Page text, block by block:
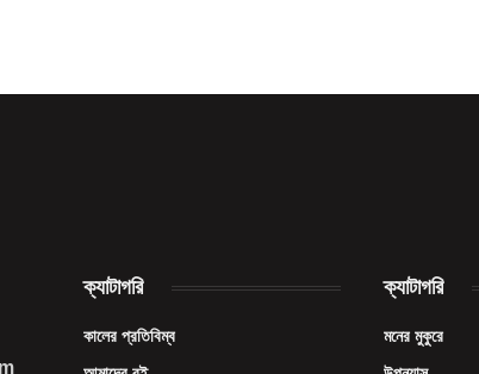
ক্যাটাগরি
কালের প্রতিবিম্ব
ক্যাটাগরি
মনের মুকুরে